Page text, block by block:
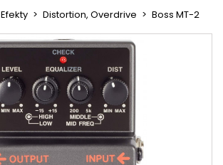
Efekty Distortion, Overdrive Boss MT-2